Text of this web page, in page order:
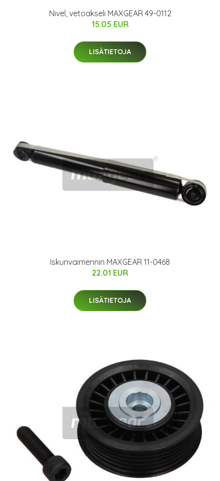
Nivel, vetoakseli MAXGEAR 49-0112
15.05 EUR
LISÄTIETOJA
Iskunvaimennin MAXGEAR 11-0468
22.01 EUR
LISÄTIETOJA